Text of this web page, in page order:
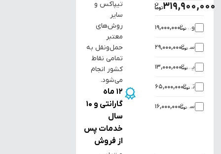
319,900,000
ویبراتور یقه دستگاه 19,000,000
سیستم تزریق گاز در ساشه 29,000,000
یقه اضافی روی دستگاه 13,000,000
تاریخ‌زن اتومات روی ساشه 65,000,000
سیستم تخلیه هوا از داخل ساشه 16,000,000
تیپاکس و
سایر
روش‌های
معتبر
حمل‌ونقل به
تمامی نقاط
کشور انجام
می‌شود.
12 ماه
گارانتی و 10
سال
خدمات پس
از فروش